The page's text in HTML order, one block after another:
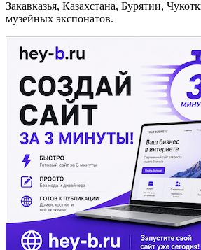
Закавказья, Казахстана, Бурятии,
музейных экспонатов.